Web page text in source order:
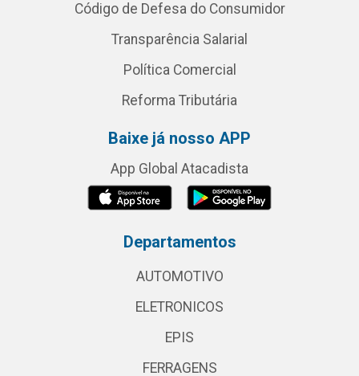
Código de Defesa do Consumidor
Transparência Salarial
Política Comercial
Reforma Tributária
Baixe já nosso APP
App Global Atacadista
Departamentos
AUTOMOTIVO
ELETRONICOS
EPIS
FERRAGENS